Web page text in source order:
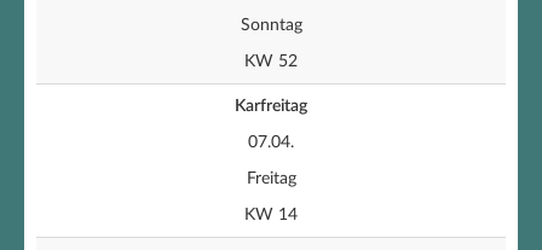
Sonntag
KW 52
Karfreitag
07.04.
Freitag
KW 14